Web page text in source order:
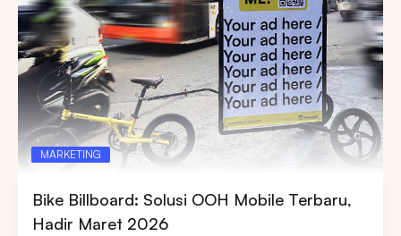
MARKETING
Bike Billboard: Solusi OOH Mobile Terbaru,
Hadir Maret 2026